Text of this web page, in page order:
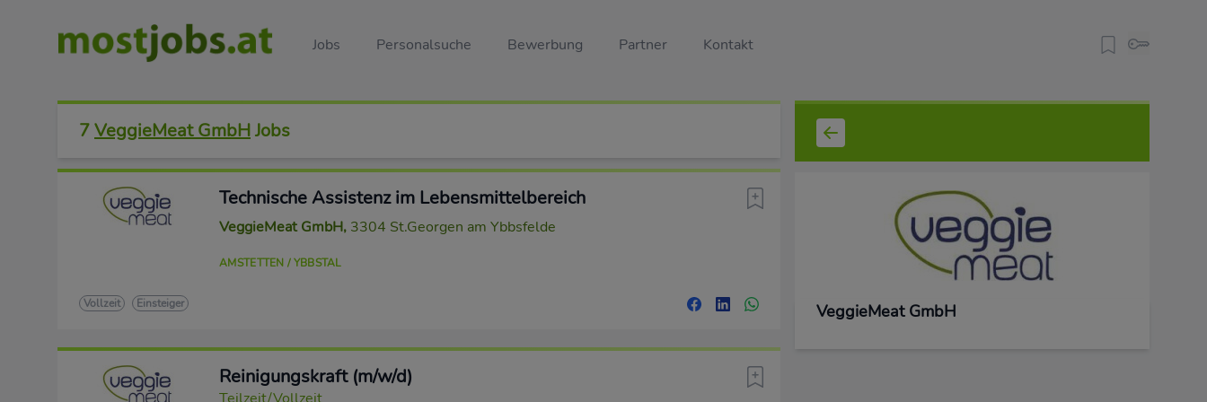
Jobs Personalsuche Bewerbung Partner Kontakt
7VeggieMeat GmbHJobs
Technische Assistenz im Lebensmittelbereich
VeggieMeat GmbH, 3304 St.Georgen am Ybbsfelde
AMSTETTEN / YBBSTAL
Vollzeit Einsteiger
Reinigungskraft (m/w/d)
Teilzeit/Vollzeit
VeggieMeat GmbH